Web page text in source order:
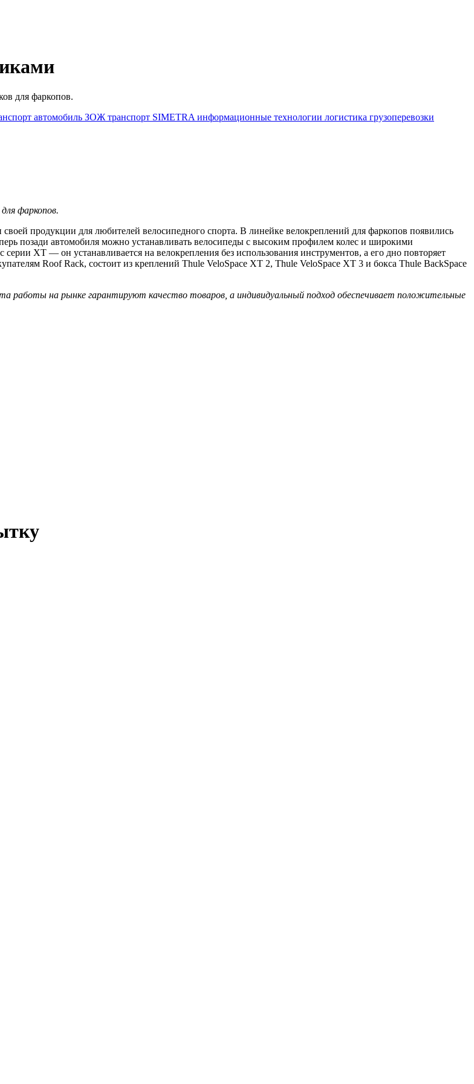
для фаркопов.
автомобиль ЗОЖ транспорт SIMETRA информационные технологии логистика грузоперевозки
фаркопов.
продукции для любителей велосипедного спорта. В линейке велокреплений для фаркопов появились
позади автомобиля можно устанавливать велосипеды с высоким профилем колес и широкими
XT — он устанавливается на велокрепления без использования инструментов, а его дно повторяет
Roof Rack, состоит из креплений Thule VeloSpace XT 2, Thule VeloSpace XT 3 и бокса Thule BackSpace
работы на рынке гарантируют качество товаров, а индивидуальный подход обеспечивает положительные